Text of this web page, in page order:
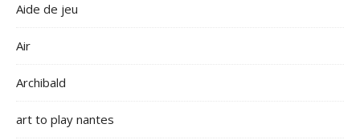
Aide de jeu
Air
Archibald
art to play nantes